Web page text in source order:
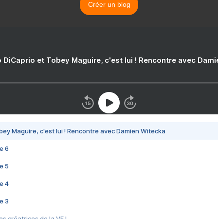
Créer un blog
DiCaprio et Tobey Maguire, c'est lui ! Rencontre avec
Maguire, c'est lui ! Rencontre avec Damien Witecka
6
5
4
3